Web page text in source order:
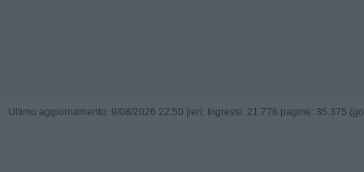
Ultimo aggiornamento: 9/08/2026 22:50 | ieri: Ingressi: 21.776 pagine: 35.375